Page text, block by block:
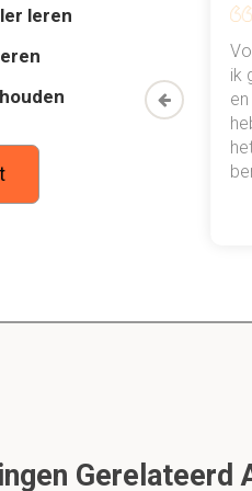
waarop bacterieel DNA
dubbelstrengs DNA)
een bacterie is als het
van de peptidoglycanwand
Bij GN organismen is de
leren
mn
een heel
gewoon
ik
Gerelateerd